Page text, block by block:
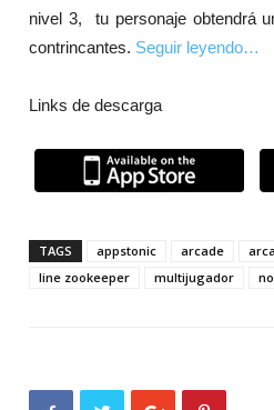
nivel 3, tu personaje obtendrá
contrincantes. Seguir leyendo…
Links de descarga
TAGS appstonic arcade
line zookeeper
multijugador